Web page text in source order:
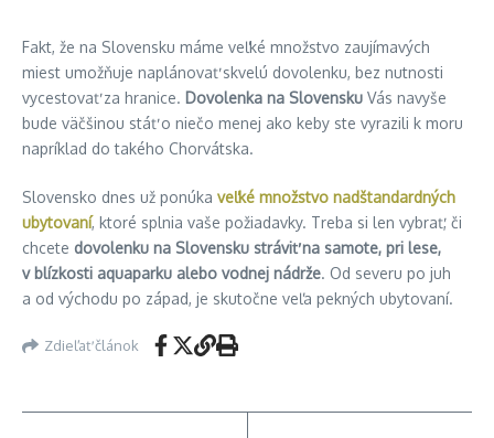
Fakt, že na Slovensku máme veľké množstvo zaujímavých
miest umožňuje naplánovať skvelú dovolenku, bez nutnosti
vycestovať za hranice. Dovolenka na Slovensku Vás navyše
bude väčšinou stáť o niečo menej ako keby ste vyrazili k moru
napríklad do takého Chorvátska.
Slovensko dnes už ponúka veľké množstvo nadštandardných
ubytovaní, ktoré splnia vaše požiadavky. Treba si len vybrať, či
chcete dovolenku na Slovensku stráviť na samote, pri lese,
v blízkosti aquaparku alebo vodnej nádrže. Od severu po juh
a od východu po západ, je skutočne veľa pekných ubytovaní.
Zdieľať článok